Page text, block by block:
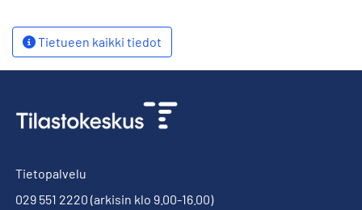
Tietueen kaikki tiedot
Tietopalvelu
029 551 2220 (arkisin klo 9.00-16.00)